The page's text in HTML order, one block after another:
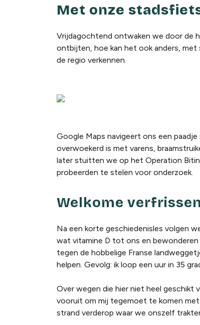
Met onze
Vrijdagochtend ontwaken we door de
ontbijten, hoe kan het ook anders,
de regio verkennen.
Google Maps navigeert ons een
overwoekerd is met varens,
later stuitten we op het Operation
probeerden te stelen voor onderzoek.
Welkome
Na een korte geschiedenisles volgen
wat vitamine D tot ons en
tegen de hobbelige Franse
helpen. Gevolg: ik loop een uur in 35
Over wegen die hier niet heel geschikt
vooruit om mij tegemoet te komen
strand verderop waar we onszelf